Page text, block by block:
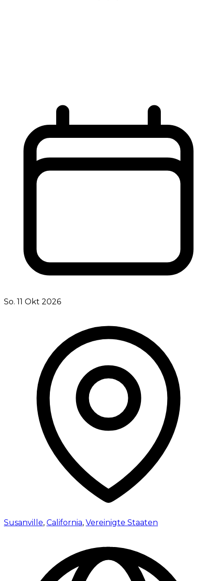
So. 11 Okt 2026
Susanville, California, Vereinigte Staaten